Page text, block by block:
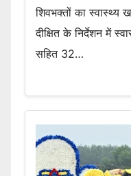
शिवभक्तों का स्वास्थ्य
दीक्षित के निर्देशन में
सहित 32…